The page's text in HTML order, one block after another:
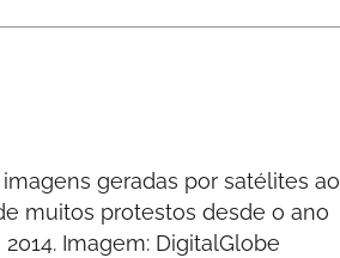
geradas por satélites ao
muitos protestos desde o ano
Imagem: DigitalGlobe